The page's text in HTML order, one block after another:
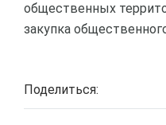
общественных
закупка
Поделиться: